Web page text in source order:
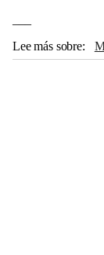
Lee más sobre